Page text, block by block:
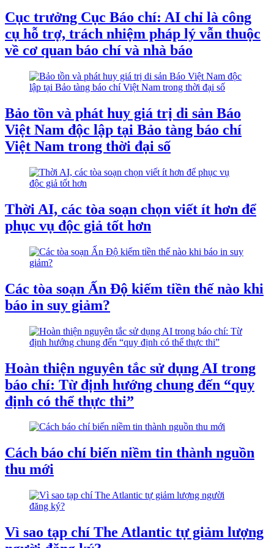
Cục trưởng Cục Báo chí: AI chỉ là công
cụ hỗ trợ, trách nhiệm pháp lý vẫn thuộc
về cơ quan báo chí và nhà báo
Bảo tồn và phát huy giá trị di sản Báo
Việt Nam độc lập tại Bảo tàng báo chí
Việt Nam trong thời đại số
Thời AI, các tòa soạn chọn viết ít hơn để
phục vụ độc giả tốt hơn
Các tòa soạn Ấn Độ kiếm tiền thế nào khi
báo in suy giảm?
Hoàn thiện nguyên tắc sử dụng AI trong
báo chí: Từ định hướng chung đến “quy
định có thể thực thi”
Cách báo chí biến niềm tin thành nguồn
thu mới
Vì sao tạp chí The Atlantic tự giảm lượng